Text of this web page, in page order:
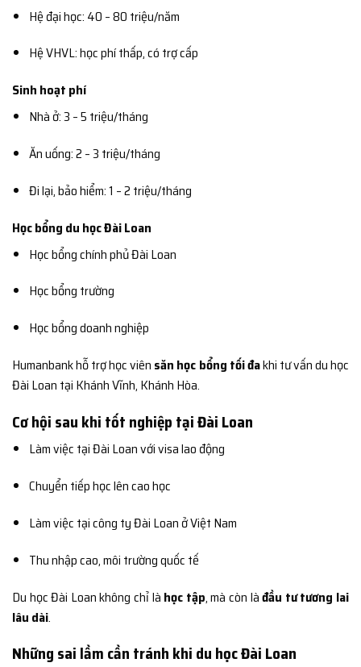
Hệ đại học: 40 – 80 triệu/năm
Hệ VHVL: học phí thấp, có trợ cấp
Sinh hoạt phí
Nhà ở: 3 – 5 triệu/tháng
Ăn uống: 2 – 3 triệu/tháng
Đi lại, bảo hiểm: 1 – 2 triệu/tháng
Học bổng du học Đài Loan
Học bổng chính phủ Đài Loan
Học bổng trường
Học bổng doanh nghiệp
Humanbank hỗ trợ học viên săn học bổng tối đakhi tư vấn du học
Đài Loan tại Khánh Vĩnh, Khánh Hòa.
Cơ hội sau khi tốt nghiệp tại Đài Loan
Làm việc tại Đài Loan với visa lao động
Chuyển tiếp học lên cao học
Làm việc tại công ty Đài Loan ở Việt Nam
Thu nhập cao, môi trường quốc tế
Du học Đài Loan không chỉ là học tập, mà còn làđầu tư tương lai
lâu dài.
Những sai lầm cần tránh khi du học Đài Loan